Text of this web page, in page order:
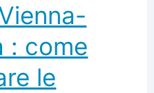
: come
le